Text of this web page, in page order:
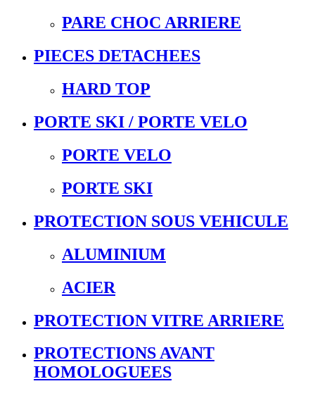
PARE CHOC ARRIERE
PIECES DETACHEES
HARD TOP
PORTE SKI / PORTE VELO
PORTE VELO
PORTE SKI
PROTECTION SOUS VEHICULE
ALUMINIUM
ACIER
PROTECTION VITRE ARRIERE
PROTECTIONS AVANT
HOMOLOGUEES